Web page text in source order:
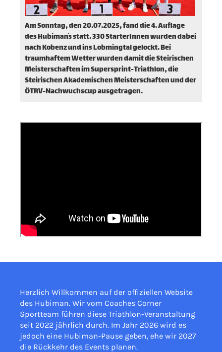
Am Sonntag, den 20.07.2025, fand die 4. Auflage
des Hubiman´s statt. 330 StarterInnen wurden dabei
nach Kobenz und ins Lobmingtal gelockt. Bei
traumhaftem Wetter wurden damit die Steirischen
Meisterschaften im Supersprint-Triathlon, die
Steirischen Akademischen Meisterschaften und der
ÖTRV-Nachwuchscup ausgetragen.
Herzlich Willkommen auf der offiziellen Website
des Hubiman. Wir vom Coaches Corner
Sportteam führen diese Triathlon-Veranstaltung
seit 2022 jährlich durch. Im Jahr 2026 wird es
jedoch eine Hubiman-Pause geben, ehe wir 2027
die Rückkehr des Events planen.